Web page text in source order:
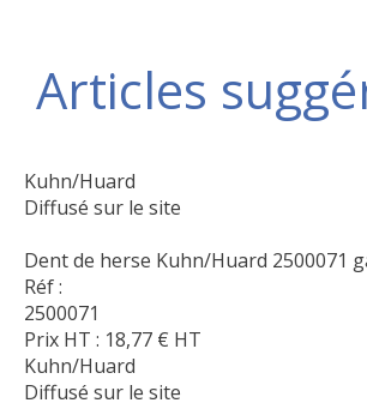
Articles
Kuhn/Huard
Diffusé sur le site
Dent de herse Kuhn/Huard 2500071
Réf :
2500071
Prix HT : 18,77 € HT
Kuhn/Huard
Diffusé sur le site